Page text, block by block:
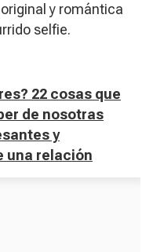
y romántica
selfie.
22 cosas que
de nosotras
y
una relación